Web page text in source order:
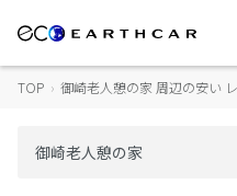
TOP › 御崎老人憩の家 周辺の安い